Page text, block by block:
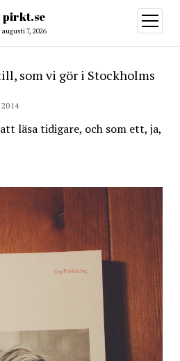
pirkt.se
augusti 7, 2026
öppna
meny
som vi gör i Stockholms
läsa tidigare, och som ett, ja,